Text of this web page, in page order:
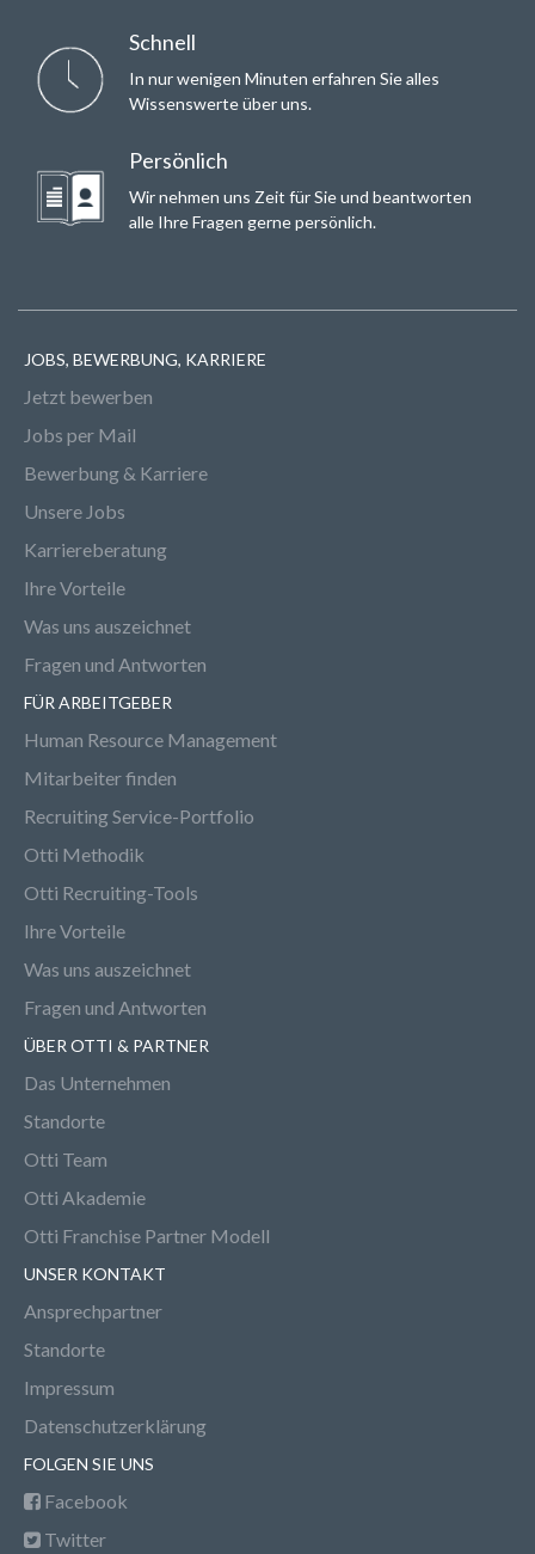
Schnell
In nur wenigen Minuten erfahren Sie alles
Wissenswerte über uns.
Persönlich
Wir nehmen uns Zeit für Sie und beantworten
alle Ihre Fragen gerne persönlich.
JOBS, BEWERBUNG, KARRIERE
Jetzt bewerben
Jobs per Mail
Bewerbung & Karriere
Unsere Jobs
Karriereberatung
Ihre Vorteile
Was uns auszeichnet
Fragen und Antworten
FÜR ARBEITGEBER
Human Resource Management
Mitarbeiter finden
Recruiting Service-Portfolio
Otti Methodik
Otti Recruiting-Tools
Ihre Vorteile
Was uns auszeichnet
Fragen und Antworten
ÜBER OTTI & PARTNER
Das Unternehmen
Standorte
Otti Team
Otti Akademie
Otti Franchise Partner Modell
UNSER KONTAKT
Ansprechpartner
Standorte
Impressum
Datenschutzerklärung
FOLGEN SIE UNS
Facebook
Twitter